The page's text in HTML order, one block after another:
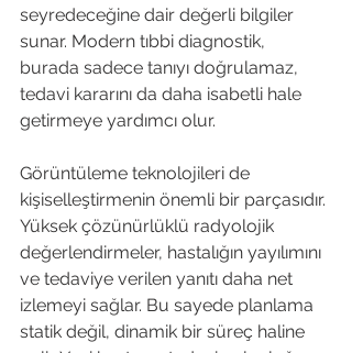
seyredeceğine dair değerli bilgiler
sunar. Modern tıbbi diagnostik,
burada sadece tanıyı doğrulamaz,
tedavi kararını da daha isabetli hale
getirmeye yardımcı olur.
Görüntüleme teknolojileri de
kişiselleştirmenin önemli bir parçasıdır.
Yüksek çözünürlüklü radyolojik
değerlendirmeler, hastalığın yayılımını
ve tedaviye verilen yanıtı daha net
izlemeyi sağlar. Bu sayede planlama
statik değil, dinamik bir süreç haline